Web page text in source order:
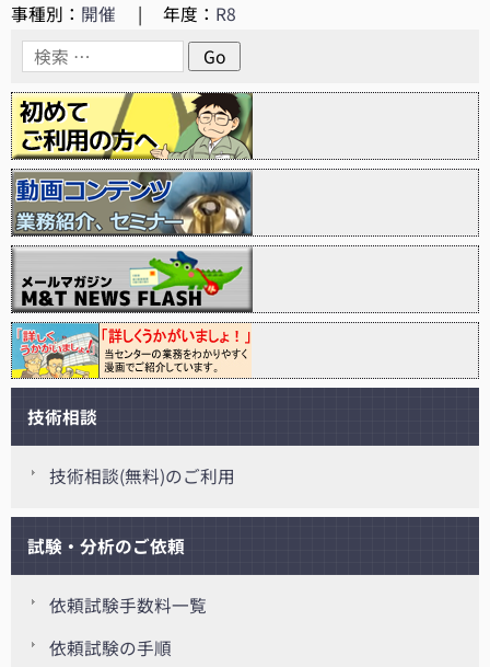
事種別： 開催 | 年度： R8
技術相談
技術相談(無料)のご利用
試験・分析のご依頼
依頼試験手数料一覧
依頼試験の手順